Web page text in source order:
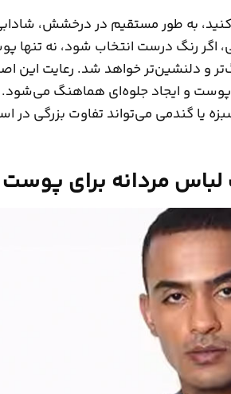
به طور مستقیم در درخشش،
اگر رنگ درست انتخاب شود، نه تنها
و دلنشین‌تر خواهد شد. رعایت این
و ایجاد جلوه‌ای هماهنگ می‌شود.
یا گندمی می‌تواند تفاوت بزرگی
لباس مردانه برای